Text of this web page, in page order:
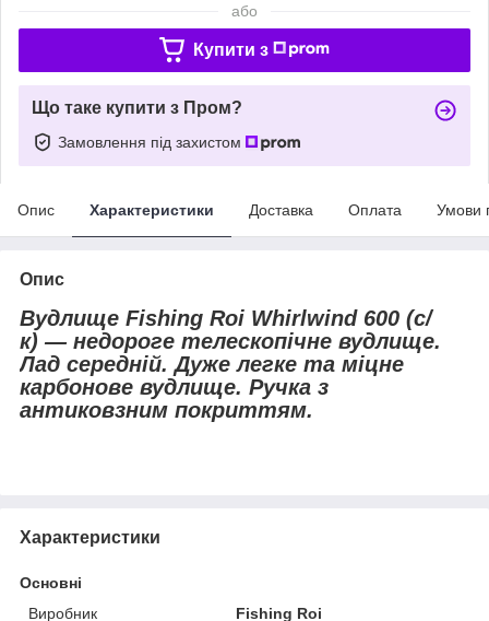
або
Купити з
Що таке купити з Пром?
Замовлення під захистом
Опис Характеристики Доставка Оплата Умови
Опис
Вудлище Fishing Roi Whirlwind 600 (с/
к) — недороге телескопічне вудлище.
Лад середній. Дуже легке та міцне
карбонове вудлище. Ручка з
антиковзним покриттям.
Характеристики
Основні
Виробник
Fishing Roi